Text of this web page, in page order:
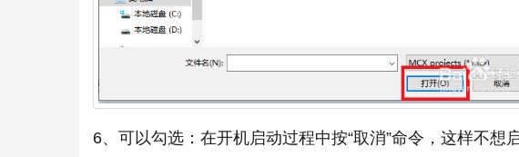
6、可以勾选：在开机启动过程中按“取消”命令，这样不想